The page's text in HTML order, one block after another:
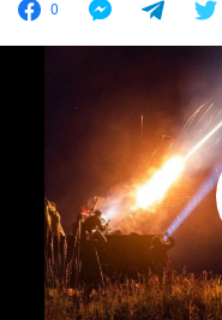
0